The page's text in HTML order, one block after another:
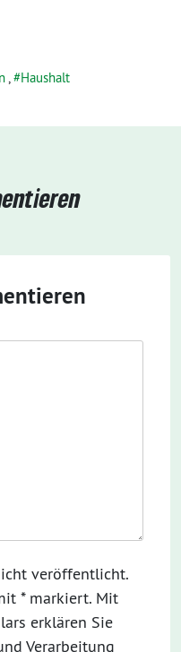
, Haushalt
veröffentlicht.
* markiert. Mit
erklären Sie
Verarbeitung